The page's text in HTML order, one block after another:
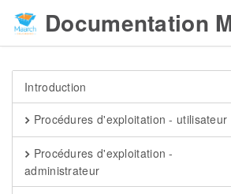
Documentation
Introduction
Procédures d'exploitation - utilisateur
Procédures d'exploitation -
administrateur